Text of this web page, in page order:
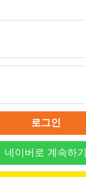
로그인
네이버로 계속하기